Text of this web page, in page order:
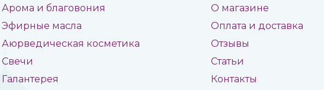
Арома и благовония
Эфирные масла
Аюрведическая косметика
Свечи
Галантерея
О магазине
Оплата и доставка
Отзывы
Статьи
Контакты